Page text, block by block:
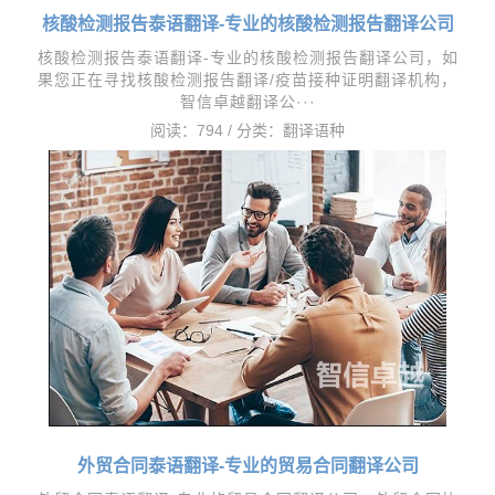
核酸检测报告泰语翻译-专业的核酸检测报告翻译公司
核酸检测报告泰语翻译-专业的核酸检测报告翻译公司，​如
果您正在寻找核酸检测报告翻译/疫苗接种证明翻译机构，
智信卓越翻译公···
阅读：794 / 分类： 翻译语种
外贸合同泰语翻译-专业的贸易合同翻译公司